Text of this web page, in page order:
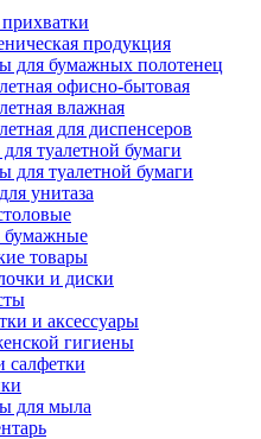
продукция
для бумажных полотенец
офисно-бытовая
влажная
для диспенсеров
туалетной бумаги
для туалетной бумаги
унитаза
бумажные
товары
и диски
и аксессуары
гигиены
салфетки
для мыла